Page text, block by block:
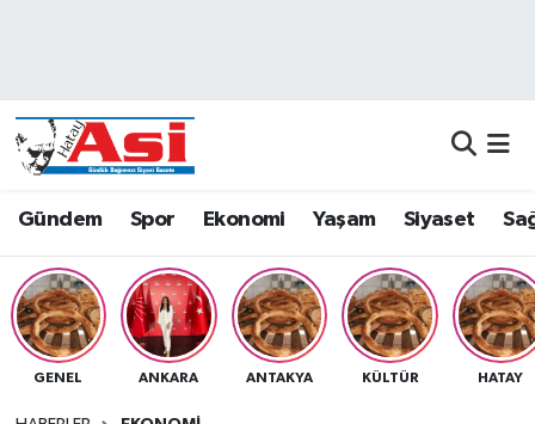
Gündem Spor Ekonomi Yaşam Siyaset
GENEL ANKARA ANTAKYA KÜLTÜR HATAY
Dünya
Eğitim
Ekonomi
Gündem
Hava Durumu
Namaz Vakitleri
Trafik Durumu
Süper Lig Puan Durumu ve Fikstür